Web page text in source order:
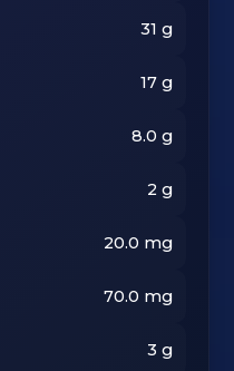
31 g
17g
8.0 g
2 g
20.0 mg
70.0 mg
3 g